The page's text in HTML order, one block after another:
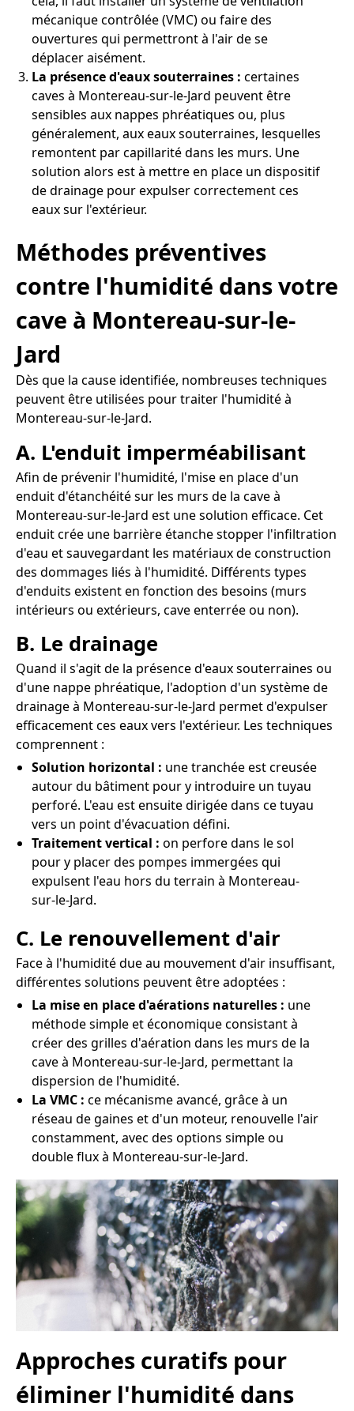
mécanique contrôlée (VMC) ou faire des
ouvertures qui permettront à l'air de se
déplacer aisément.
La présence d'eaux souterraines : certaines
caves à Montereau-sur-le-Jard peuvent être
sensibles aux nappes phréatiques ou, plus
généralement, aux eaux souterraines, lesquelles
remontent par capillarité dans les murs. Une
solution alors est à mettre en place un dispositif
de drainage pour expulser correctement ces
eaux sur l'extérieur.
Méthodes préventives
contre l'humidité dans votre
cave à Montereau-sur-le-
Jard
Dès que la cause identifiée, nombreuses techniques
peuvent être utilisées pour traiter l'humidité à
Montereau-sur-le-Jard.
A. L'enduit imperméabilisant
Afin de prévenir l'humidité, l'mise en place d'un
enduit d'étanchéité sur les murs de la cave à
Montereau-sur-le-Jard est une solution efficace. Cet
enduit crée une barrière étanche stopper l'infiltration
d'eau et sauvegardant les matériaux de construction
des dommages liés à l'humidité. Différents types
d'enduits existent en fonction des besoins (murs
intérieurs ou extérieurs, cave enterrée ou non).
B. Le drainage
Quand il s'agit de la présence d'eaux souterraines ou
d'une nappe phréatique, l'adoption d'un système de
drainage à Montereau-sur-le-Jard permet d'expulser
efficacement ces eaux vers l'extérieur. Les techniques
comprennent :
Solution horizontal : une tranchée est creusée
autour du bâtiment pour y introduire un tuyau
perforé. L'eau est ensuite dirigée dans ce tuyau
vers un point d'évacuation défini.
Traitement vertical : on perfore dans le sol
pour y placer des pompes immergées qui
expulsent l'eau hors du terrain à Montereau-
sur-le-Jard.
C. Le renouvellement d'air
Face à l'humidité due au mouvement d'air insuffisant,
différentes solutions peuvent être adoptées :
La mise en place d'aérations naturelles : une
méthode simple et économique consistant à
créer des grilles d'aération dans les murs de la
cave à Montereau-sur-le-Jard, permettant la
dispersion de l'humidité.
La VMC : ce mécanisme avancé, grâce à un
réseau de gaines et d'un moteur, renouvelle l'air
constamment, avec des options simple ou
double flux à Montereau-sur-le-Jard.
Approches curatifs pour
éliminer l'humidité dans